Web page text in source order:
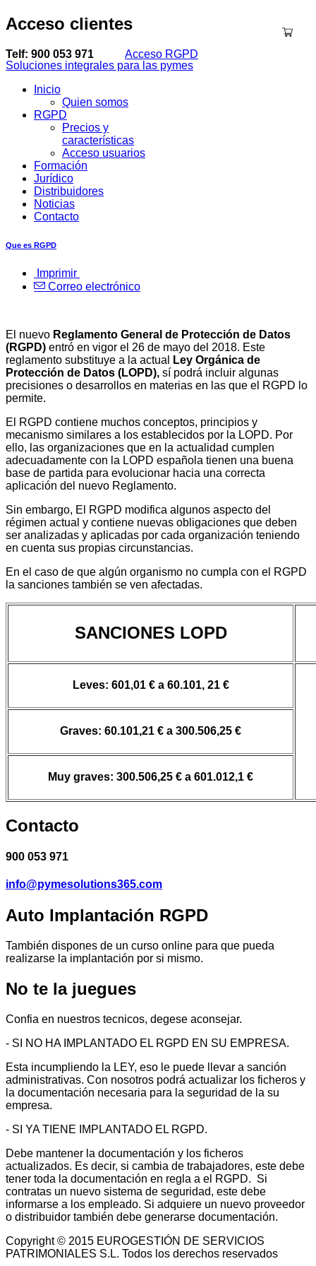
Acceso clientes
Telf: 900 053 971
Acceso RGPD
Soluciones integrales para las pymes
Inicio
Quien somos
RGPD
Precios y
características
Acceso usuarios
Formación
Jurídico
Distribuidores
Noticias
Contacto
Que es RGPD
Imprimir
Correo electrónico
El nuevo Reglamento General de Protección de Datos
(RGPD) entró en vigor el 26 de mayo del 2018. Este
reglamento substituye a la actual
Ley Orgánica de
Protección de Datos (LOPD), sí podrá incluir algunas
precisiones o desarrollos en materias en las que el RGPD lo
permite.
El RGPD contiene muchos conceptos, principios y
mecanismo similares a los establecidos por la LOPD. Por
ello, las organizaciones que en la actualidad cumplen
adecuadamente con la LOPD española tienen una buena
base de partida para evolucionar hacia una correcta
aplicación del nuevo Reglamento.
Sin embargo, El RGPD modifica algunos aspecto del
régimen actual y contiene nuevas obligaciones que deben
ser analizadas y aplicadas por cada organización teniendo
en cuenta sus propias circunstancias.
En el caso de que algún organismo no cumpla con el RGPD
la sanciones también se ven afectadas.
SANCIONES LOPD
Leves: 601,01 € a 60.101, 21 €
Graves: 60.101,21 € a 300.506,25 €
Muy graves: 300.506,25 € a 601.012,1 €
Contacto
900 053 971
info@pymesolutions365.com
Auto Implantación RGPD
También dispones de un curso online para que pueda
realizarse la implantación por si mismo.
No te la juegues
Confia en nuestros tecnicos, degese aconsejar.
- SI NO HA IMPLANTADO EL RGPD EN SU EMPRESA.
Esta incumpliendo la LEY, eso le puede llevar a sanción
administrativas. Con nosotros podrá actualizar los ficheros y
la documentación necesaria para la seguridad de la su
empresa.
- SI YA TIENE IMPLANTADO EL RGPD.
Debe mantener la documentación y los ficheros
actualizados. Es decir, si cambia de trabajadores, este debe
tener toda la documentación en regla a el RGPD. Si
contratas un nuevo sistema de seguridad, este debe
informarse a los empleado. Si adquiere un nuevo proveedor
o distribuidor también debe generarse documentación.
Copyright © 2015 EUROGESTIÓN DE SERVICIOS
PATRIMONIALES S.L. Todos los derechos reservados